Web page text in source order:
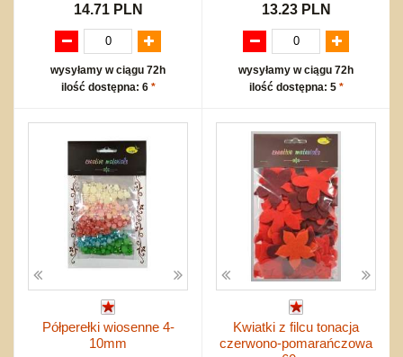
14.71 PLN
wysyłamy w ciągu 72h
ilość dostępna: 6 *
13.23 PLN
wysyłamy w ciągu 72h
ilość dostępna: 5 *
Półperełki wiosenne 4-
10mm
Kwiatki z filcu tonacja
czerwono-pomarańczowa